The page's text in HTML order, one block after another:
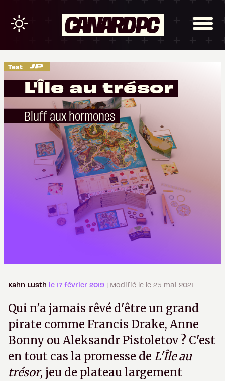
Test
L'Île au trésor
Bluff aux hormones
Kahn Lusth le 17 février 2019 | Modifié le le 25 mai 2021
Qui n'a jamais rêvé d'être un grand
pirate comme Francis Drake, Anne
Bonny ou Aleksandr Pistoletov ? C'est
en tout cas la promesse de L'Île au
trésor, jeu de plateau largement